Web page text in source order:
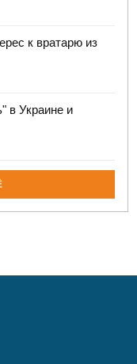
к вратарю из
в Украине и